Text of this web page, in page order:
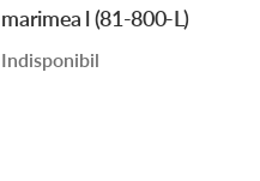
marimea l (81-800-L)
Indisponibil